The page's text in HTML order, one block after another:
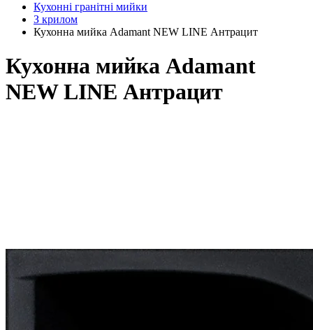
Кухонні гранітні мийки
З крилом
Кухонна мийка Adamant NEW LINE Антрацит
Кухонна мийка Adamant
NEW LINE Антрацит